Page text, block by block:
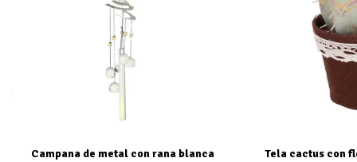
Campana de metal con rana blanca
Tela cactus con